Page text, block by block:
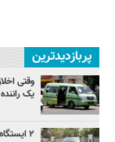
پربازدیدترین
وقتی
یک
۲ ایستگاه شارژ تاکسی‌های برقی در آستانه بهره‌برداری